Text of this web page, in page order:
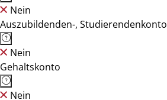
Nein
Auszubildenden-, Studierendenkonto
Nein
Gehaltskonto
Nein